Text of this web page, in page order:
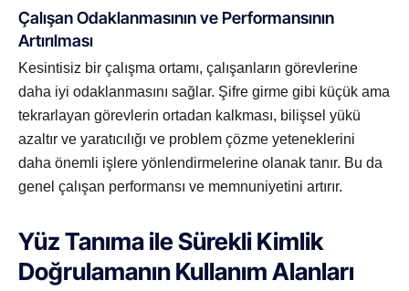
Çalışan Odaklanmasının ve Performansının
Artırılması
Kesintisiz bir çalışma ortamı, çalışanların görevlerine
daha iyi odaklanmasını sağlar. Şifre girme gibi küçük ama
tekrarlayan görevlerin ortadan kalkması, bilişsel yükü
azaltır ve yaratıcılığı ve problem çözme yeteneklerini
daha önemli işlere yönlendirmelerine olanak tanır. Bu da
genel çalışan performansı ve memnuniyetini artırır.
Yüz Tanıma ile Sürekli Kimlik
Doğrulamanın Kullanım Alanları